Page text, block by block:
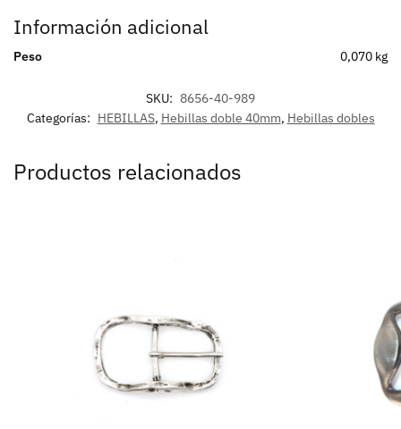
Información adicional
Peso 0,070 kg
SKU: 8656-40-989
Categorías: HEBILLAS, Hebillas doble 40mm, Hebillas dobles
Productos relacionados